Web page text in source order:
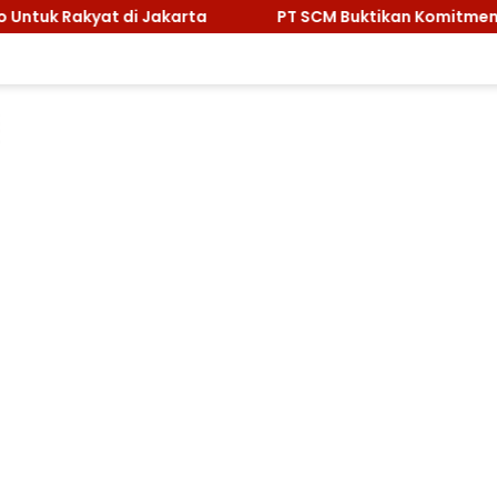
PT SCM Buktikan Komitmen Lingkungan, Sabet